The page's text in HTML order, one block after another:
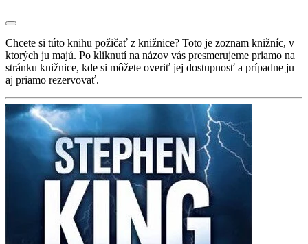
Chcete si túto knihu požičať z knižnice? Toto je zoznam knižníc, v
ktorých ju majú. Po kliknutí na názov vás presmerujeme priamo na
stránku knižnice, kde si môžete overiť jej dostupnosť a prípadne ju
aj priamo rezervovať.